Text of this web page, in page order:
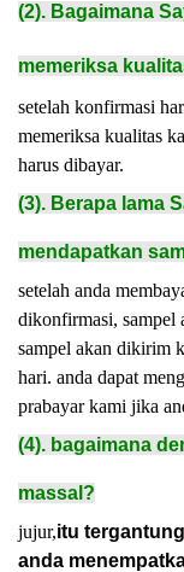
(2). Bagaimana
memeriksa
setelah konfirmasi
memeriksa kualitas
harus dibayar.
(3). Berapa lama
mendapatkan
setelah anda
dikonfirmasi, sampel
sampel akan dikirim
hari. anda dapat
prabayar kami jika
(4). bagaimana
massal?
jujur,itu
anda